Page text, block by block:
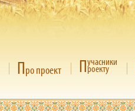
Про проект Пучасники
роекту